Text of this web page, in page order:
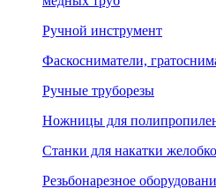
Ручной инструмент
Фаскосниматели,
Ручные труборезы
Ножницы для
Станки для накатки
Резьбонарезное